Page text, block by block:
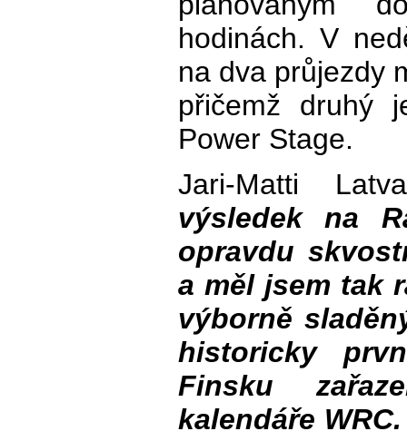
hodinách. V
na dva průjezdy
přičemž druhý
Power Stage.
Jari-Matti
výsledek na
opravdu
a měl jsem tak
výborně
historicky
Finsku
kalendáře